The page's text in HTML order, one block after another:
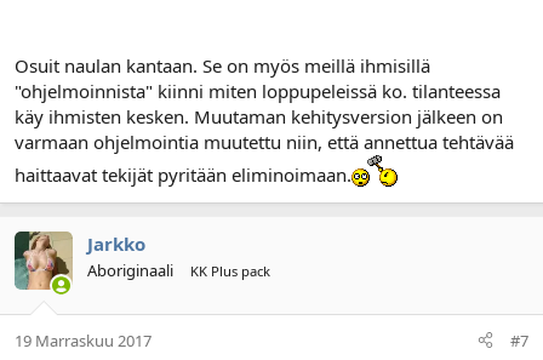
Osuit naulan kantaan. Se on myös meillä ihmisillä
"ohjelmoinnista" kiinni miten loppupeleissä ko. tilanteessa
käy ihmisten kesken. Muutaman kehitysversion jälkeen on
varmaan ohjelmointia muutettu niin, että annettua tehtävää
haittaavat tekijät pyritään eliminoimaan.
Jarkko
Aboriginaali KK Plus pack
19 Marraskuu 2017 #7